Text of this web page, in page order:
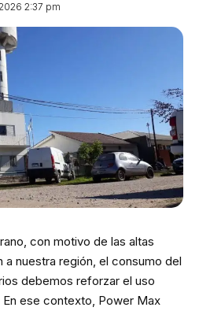
2:37 pm
con motivo de las altas
nuestra región, el consumo del
debemos reforzar el uso
ese contexto, Power Max